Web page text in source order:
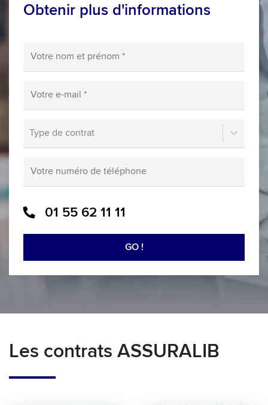
Obtenir plus d'informations
Votre nom et prénom
Type de contrat
Votre numéro de téléphone
01 55 62 11 11
GO !
Les contrats ASSURALIB